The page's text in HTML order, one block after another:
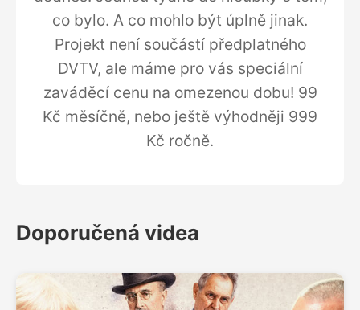
co bylo. A co mohlo být úplně jinak.
Projekt není součástí předplatného
DVTV, ale máme pro vás speciální
zaváděcí cenu na omezenou dobu! 99
Kč měsíčně, nebo ještě výhodněji 999
Kč ročně.
Doporučená videa